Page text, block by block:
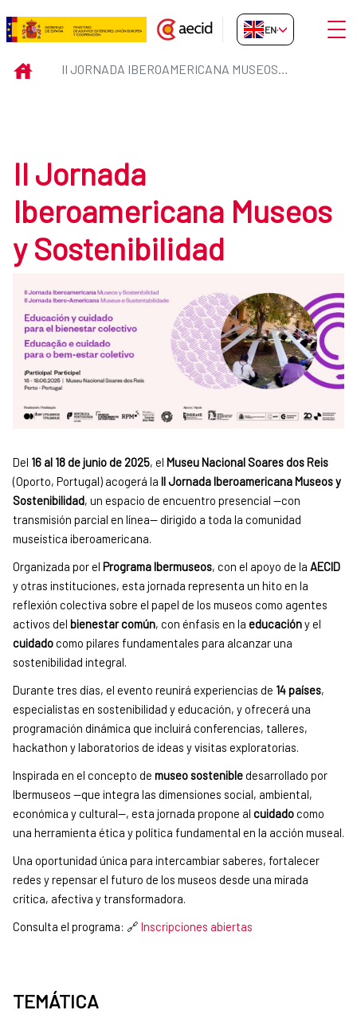
Skip to Main Content
II Jornada Iberoamericana
EN-GB
INICIO II JORNADA IBEROAMERICANA MUSEOS Y SOSTENIBILIDAD
II Jornada
Iberoamericana Museos
y Sostenibilidad
Del 16 al 18 de junio de 2025, el Museu Nacional Soares dos Reis
(Oporto, Portugal) acogerá la II Jornada Iberoamericana Museos y
Sostenibilidad, un espacio de encuentro presencial —con
transmisión parcial en línea— dirigido a toda la comunidad
museística iberoamericana.
Organizada por el Programa Ibermuseos, con el apoyo de la AECID
y otras instituciones, esta jornada representa un hito en la
reflexión colectiva sobre el papel de los museos como agentes
activos del bienestar común, con énfasis en la educacióny el
cuidado como pilares fundamentales para alcanzar una
sostenibilidad integral.
Durante tres días, el evento reunirá experiencias de 14 países,
especialistas en sostenibilidad y educación, y ofrecerá una
programación dinámica que incluirá conferencias, talleres,
hackathon y laboratorios de ideas y visitas exploratorias.
Inspirada en el concepto de museo sostenible desarrollado por
Ibermuseos —que integra las dimensiones social, ambiental,
económica y cultural—, esta jornada propone al cuidado como
una herramienta ética y política fundamental en la acción museal.
Una oportunidad única para intercambiar saberes, fortalecer
redes y repensar el futuro de los museos desde una mirada
crítica, afectiva y transformadora.
Consulta el programa: 🔗 Inscripciones abiertas
TEMÁTICA